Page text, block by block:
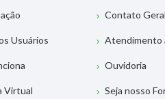
Usuários
Virtual
Contato Geral
Atendimento
Ouvidoria
Seja nosso